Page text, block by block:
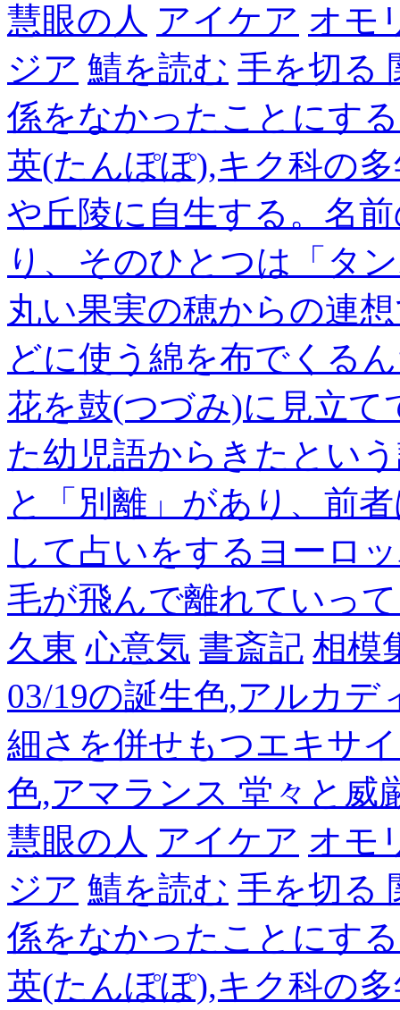
慧眼の人 アイケア オモ
ジア 鯖を読む 手を切る
係をなかったことにす
英(たんぽぽ),キク科の
や丘陵に自生する。名
り、そのひとつは「タ
丸い果実の穂からの連
どに使う綿を布でくる
花を鼓(つづみ)に見立
た幼児語からきたとい
と「別離」があり、前
して占いをするヨーロ
毛が飛んで離れていっ
久東 心意気 書斎記 相模
03/19の誕生色,アルカ
細さを併せもつエキサ
色,アマランス 堂々と威
慧眼の人 アイケア オモ
ジア 鯖を読む 手を切る
係をなかったことにす
英(たんぽぽ),キク科の